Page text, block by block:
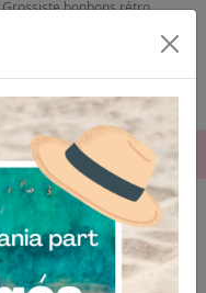
bonbons rétro